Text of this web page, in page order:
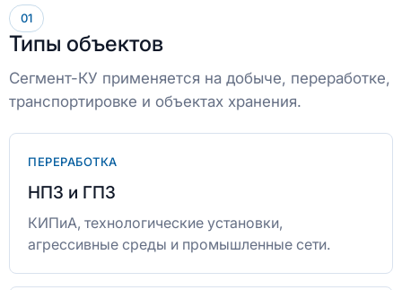
01
Типы объектов
Сегмент-КУ применяется на добыче, переработке,
транспортировке и объектах хранения.
ПЕРЕРАБОТКА
НПЗ и ГПЗ
КИПиА, технологические установки,
агрессивные среды и промышленные сети.